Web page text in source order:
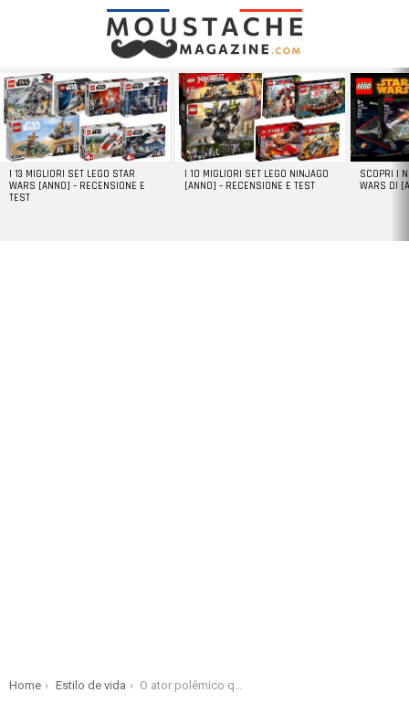
LATEST
STORIES
I 13 MIGLIORI SET LEGO STAR
WARS [ANNO] – RECENSIONE E
TEST
I 10 MIGLIORI SET LEGO NINJAGO
[ANNO] – RECENSIONE E TEST
SCOPRI I
WARS DI
You are here:
Home Estilo de vida O ator polêmico que realmente queria ser o super-homem